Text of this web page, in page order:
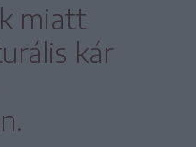
miatt
kár